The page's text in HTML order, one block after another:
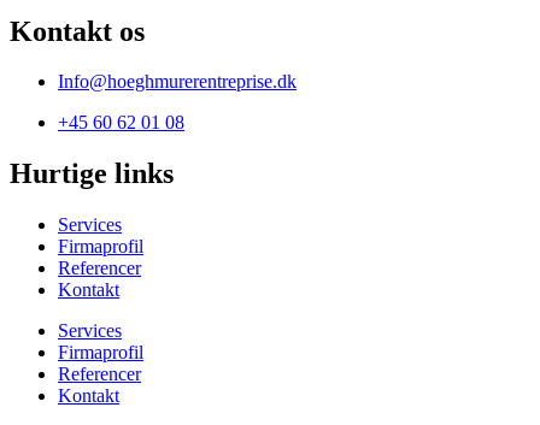
Kontakt os
Info@hoeghmurerentreprise.dk
+45 60 62 01 08
Hurtige links
Services
Firmaprofil
Referencer
Kontakt
Services
Firmaprofil
Referencer
Kontakt